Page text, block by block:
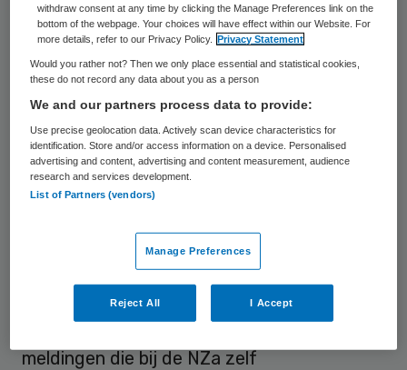
verzorgingshuizen moeten cliënten nog
steeds onterecht bijbetalen. Daarnaast is
de informatievoorziening van elf instellingen
nog onduidelijk of onjuist. Dat schrijft de
NZa deze week in een brief aan de
staatssecretaris. De NZa legt deze
instellingen een aanwijzing op en wil
cliëntenraden inzetten om de situatie te
De NZa baseerthaar conclusies
informatieverzoek dat ze dit voorjaar
meldingen die bij de NZa zelf
withdraw consent at any time by clicking the Manage Preferences link on the
bottom of the webpage. Your choices will have effect within our Website. For
more details, refer to our Privacy Policy.
Privacy Statement
Would you rather not? Then we only place essential and statistical cookies,
these do not record any data about you as a person
We and our partners process data to provide:
Use precise geolocation data. Actively scan device characteristics for
identification. Store and/or access information on a device. Personalised
advertising and content, advertising and content measurement, audience
research and services development.
List of Partners (vendors)
Manage Preferences
Reject All I Accept